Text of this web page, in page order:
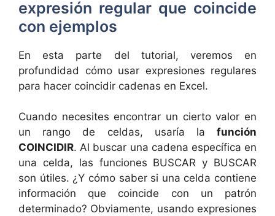
expresión regular que coincide
con ejemplos
En esta parte del tutorial, veremos en
profundidad cómo usar expresiones regulares
para hacer coincidir cadenas en Excel.
Cuando necesites encontrar un cierto valor en
un rango de celdas, usaría la función
COINCIDIR. Al buscar una cadena específica en
una celda, las funciones BUSCAR y BUSCAR
son útiles. ¿Y cómo saber si una celda contiene
información que coincide con un patrón
determinado? Obviamente, usando expresiones